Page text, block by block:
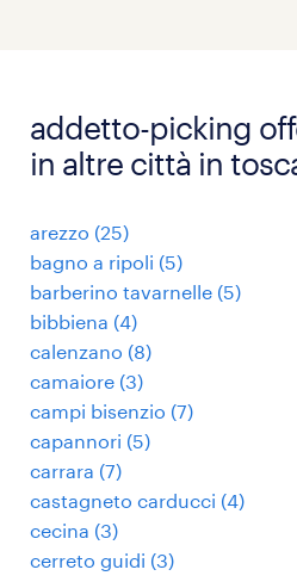
addetto-picking
in altre città in
arezzo (25)
bagno a ripoli (5)
barberino tavarnelle (5)
bibbiena (4)
calenzano (8)
camaiore (3)
campi bisenzio (7)
capannori (5)
carrara (7)
castagneto carducci (4)
cecina (3)
cerreto guidi (3)